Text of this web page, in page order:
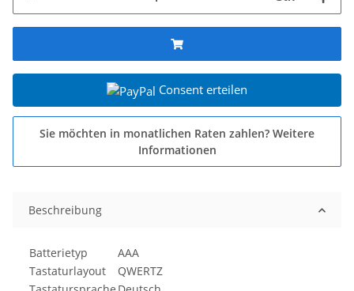
Consent erteilen
Sie möchten in monatlichen Raten zahlen? Weitere
Informationen
Beschreibung
Batterietyp
AAA
Tastaturlayout
QWERTZ